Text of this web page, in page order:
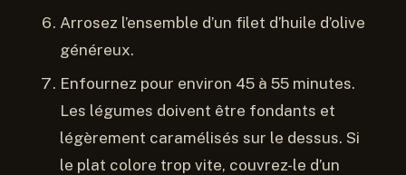
Arrosez l’ensemble d’un filet d’huile d’olive
généreux.
Enfournez pour environ 45 à 55 minutes.
Les légumes doivent être fondants et
légèrement caramélisés sur le dessus. Si
le plat colore trop vite, couvrez-le d’un